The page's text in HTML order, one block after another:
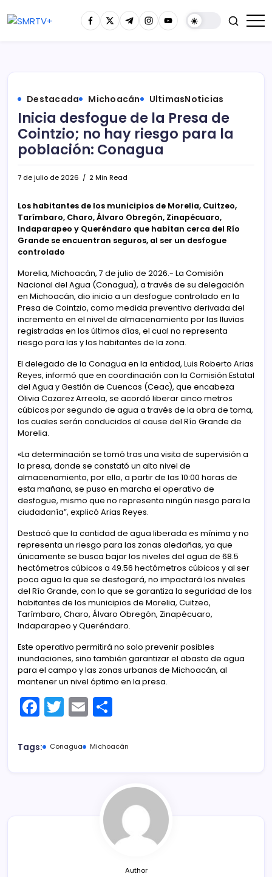
Destacada Michoacán UltimasNoticias
Inicia desfogue de la Presa de
Cointzio; no hay riesgo para la
población: Conagua
7 de julio de 2026 2 Min Read
Los habitantes de los municipios de Morelia, Cuitzeo,
Tarímbaro, Charo, Álvaro Obregón, Zinapécuaro,
Indaparapeo y Queréndaro que habitan cerca del Río
Grande se encuentran seguros, al ser un desfogue
controlado
Morelia, Michoacán, 7 de julio de 2026.- La Comisión
Nacional del Agua (Conagua), a través de su delegación
en Michoacán, dio inicio a un desfogue controlado en la
Presa de Cointzio, como medida preventiva derivada del
incremento en el nivel de almacenamiento por las lluvias
registradas en los últimos días, el cual no representa
riesgo para las y los habitantes de la zona.
El delegado de la Conagua en la entidad, Luis Roberto Arias
Reyes, informó que en coordinación con la Comisión Estatal
del Agua y Gestión de Cuencas (Ceac), que encabeza
Olivia Cazarez Arreola, se acordó liberar cinco metros
cúbicos por segundo de agua a través de la obra de toma,
los cuales serán conducidos al cause del Río Grande de
Morelia.
«La determinación se tomó tras una visita de supervisión a
la presa, donde se constató un alto nivel de
almacenamiento, por ello, a partir de las 10:00 horas de
esta mañana, se puso en marcha el operativo de
desfogue, mismo que no representa ningún riesgo para la
ciudadanía”, explicó Arias Reyes.
Destacó que la cantidad de agua liberada es mínima y no
representa un riesgo para las zonas aledañas, ya que
únicamente se busca bajar los niveles del agua de 68.5
hectómetros cúbicos a 49.56 hectómetros cúbicos y al ser
poca agua la que se desfogará, no impactará los niveles
del Río Grande, con lo que se garantiza la seguridad de los
habitantes de los municipios de Morelia, Cuitzeo,
Tarímbaro, Charo, Álvaro Obregón, Zinapécuaro,
Indaparapeo y Queréndaro.
Este operativo permitirá no solo prevenir posibles
inundaciones, sino también garantizar el abasto de agua
para el campo y las zonas urbanas de Michoacán, al
mantener un nivel óptimo en la presa.
F
a
c
T
w
itt
E
m
ai m
ar
tir
Tags: Conagua Michoacán
Author